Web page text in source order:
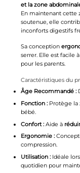
et la zone
En maintenant cette
soutenue, elle
inconforts digestifs
Sa conception
serrer. Elle est facile
pour les parents.
Caractéristiques du
Âge Recommandé :
Fonction :Protège la
bébé.
Confort :Aide à
Ergonomie :
compression.
Utilisation :Idéale
quotidien pour